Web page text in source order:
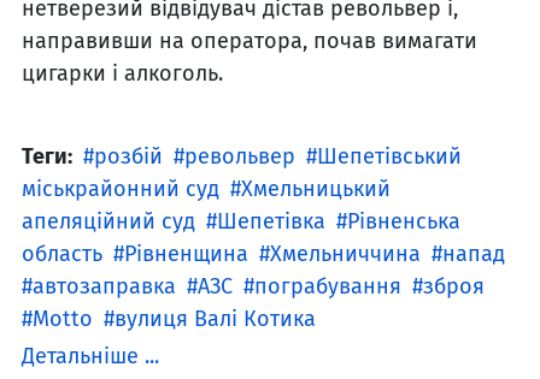
нетверезий відвідувач дістав револьвер і,
направивши на оператора, почав вимагати
цигарки і алкоголь.
Теги: розбій револьвер
Шепетівський
міськрайонний суд
Хмельницький
апеляційний суд
Шепетівка
Рівненська
область
Рівненщина Хмельниччина
напад
автозаправка
АЗС пограбування
зброя
Motto
вулиця Валі Котика
Детальніше ...